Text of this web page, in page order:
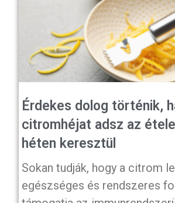
Érdekes dolog történik,
citromhéjat adsz az
héten keresztül
Sokan tudják, hogy a citrom
egészséges és rendszeres